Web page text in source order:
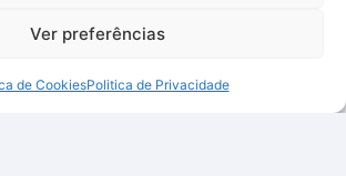
Ver preferências
de CookiesPolitica de Privacidade